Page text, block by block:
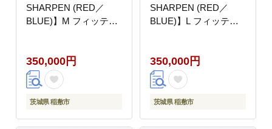
SHARPEN (RED／
BLUE)】M フィッティ
ネオテック シャープン
バイク ツーリング ショ
ウエイ [2035]
350,000円
茨城県 稲敷市
SHARPEN (RED／
BLUE)】L フィッティ
ネオテック シャープン
バイク ツーリング ショ
ウエイ [2036]
350,000円
茨城県 稲敷市